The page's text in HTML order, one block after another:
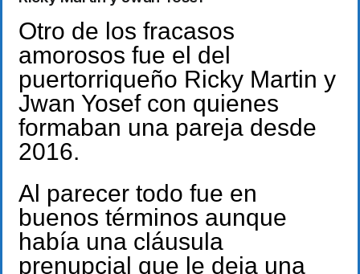
Otro de los fracasos
amorosos fue el del
puertorriqueño Ricky Martin y
Jwan Yosef con quienes
formaban una pareja desde
2016.
Al parecer todo fue en
buenos términos aunque
había una cláusula
prenupcial que le deja una